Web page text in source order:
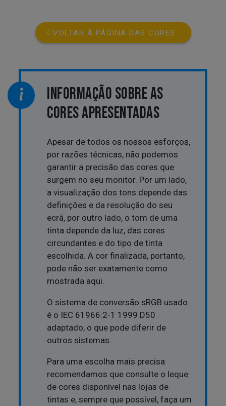
VOLTAR À PÁGINA DAS CORES
INFORMAÇÃO SOBRE AS
CORES APRESENTADAS
Apesar de todos os nossos esforços,
por razões técnicas, não podemos
garantir a precisão das cores que
surgem no seu monitor. Por um lado,
a visualização dos tons depende das
definições e da resolução do seu
ecrã, por outro lado, o tom de uma
tinta depende da luz, das cores
circundantes e do tipo de tinta
escolhida. A cor finalizada, portanto,
pode não ser exatamente como
mostrada aqui.
O sistema de conversão sRGB usado
é o IEC 61966:2-1 1999 D50
adaptado, o que pode diferir de
outros sistemas.
Para uma escolha mais precisa
recomendamos que consulte o leque
de cores disponível nas lojas de
tintas e, sempre que possível, faça um